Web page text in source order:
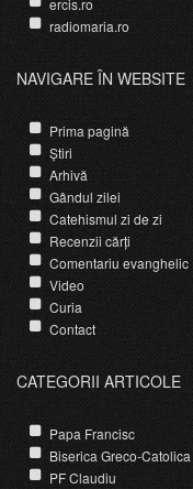
radiomaria.ro
NAVIGARE ÎN WEBSITE
Prima pagină
Știri
Arhivă
Gândul zilei
Catehismul zi de zi
Recenzii cărți
Comentariu evanghelic
Video
Curia
Contact
CATEGORII ARTICOLE
Papa Francisc
Biserica Greco-Catolica
PF Claudiu